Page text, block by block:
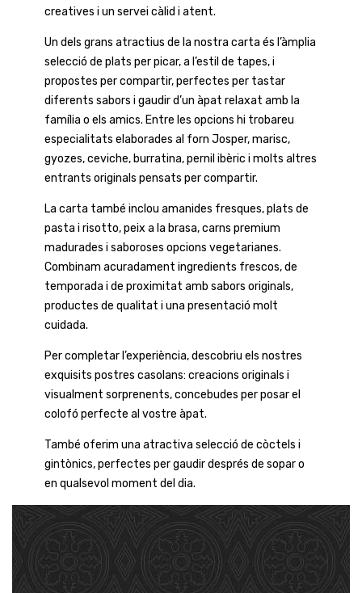
creatives i un servei càlid i atent.
Un dels grans atractius de la nostra carta és l’àmplia
selecció de plats per picar, a l’estil de tapes, i
propostes per compartir, perfectes per tastar
diferents sabors i gaudir d’un àpat relaxat amb la
família o els amics. Entre les opcions hi trobareu
especialitats elaborades al forn Josper, marisc,
gyozes, ceviche, burratina, pernil ibèric i molts altres
entrants originals pensats per compartir.
La carta també inclou amanides fresques, plats de
pasta i risotto, peix a la brasa, carns premium
madurades i saboroses opcions vegetarianes.
Combinam acuradament ingredients frescos, de
temporada i de proximitat amb sabors originals,
productes de qualitat i una presentació molt
cuidada.
Per completar l’experiència, descobriu els nostres
exquisits postres casolans: creacions originals i
visualment sorprenents, concebudes per posar el
colofó perfecte al vostre àpat.
També oferim una atractiva selecció de còctels i
gintònics, perfectes per gaudir després de sopar o
en qualsevol moment del dia.